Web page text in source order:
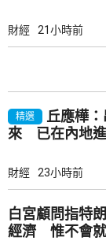
財經 21小時前
精選
丘應樺
來 已在內地
財經 23小時前
白宮顧問指特
經濟 惟不會